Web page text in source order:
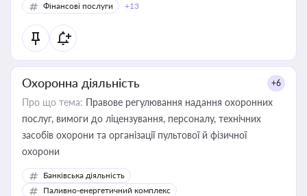
Фінансові послуги
+13
Охоронна діяльність +6
Про що тема: Правове регулювання надання охоронних
послуг, вимоги до ліцензування, персоналу, технічних
засобів охорони та організації пультової й фізичної
охорони
Банківська діяльність
Паливно-енергетичний комплекс